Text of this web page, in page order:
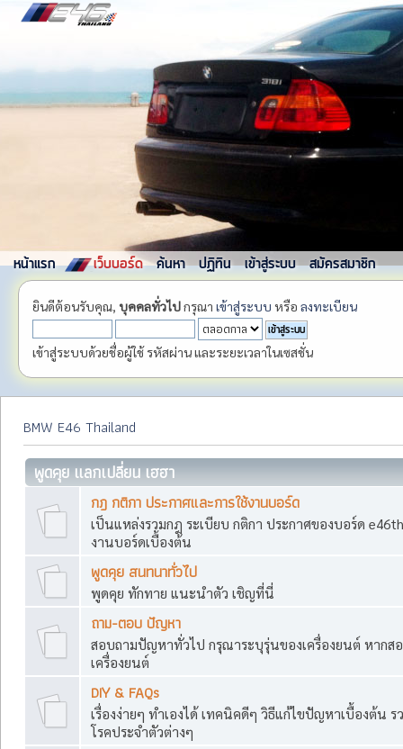
หน้าแรก เว็บบอร์ด ค้นหา ปฏิทิน เข้าสู่ระบบ สมัครสมาชิก
ยินดีต้อนรับคุณ, บุคคลทั่วไปกรุณา เข้าสู่ระบบ หรือ ลงทะเบียน
เข้าสู่ระบบด้วยชื่อผู้ใช้ รหัสผ่าน และระยะเวลาในเซสชั่น
BMW E46 Thailand
พูดคุย แลกเปลี่ยน เฮฮา
กฎ กติกา ประกาศและการใช้งานบอร์ด
เป็นแหล่งรวมกฎ ระเบียบ กติกา ประกาศของบอร์ด
งานบอร์ดเบื้องต้น
พูดคุย สนทนาทั่วไป
พูดคุย ทักทาย แนะนำตัว เชิญที่นี่
ถาม-ตอบ ปัญหา
สอบถามปัญหาทั่วไป กรุณาระบุรุ่นของเครื่องยนต์ หากส
เครื่องยนต์
DIY & FAQs
เรื่องง่ายๆ ทำเองได้ เทคนิคดีๆ วิธีแก้ไขปัญหาเบื้องต้น
โรคประจำตัวต่างๆ